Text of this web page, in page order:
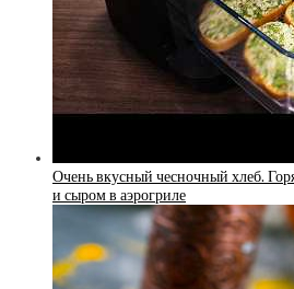
Очень вкусный чесночный хлеб.
и сыром в аэрогриле